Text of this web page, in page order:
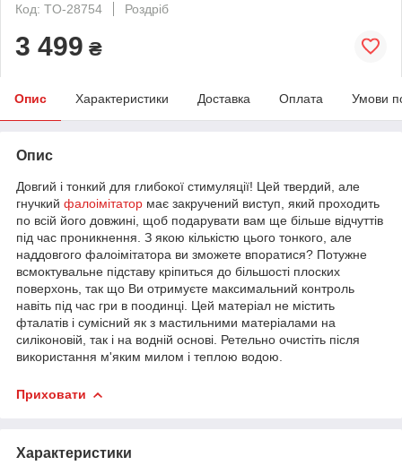
Код: TO-28754
Роздріб
3 499 ₴
Опис Характеристики Доставка Оплата Умови
Опис
Довгий і тонкий для глибокої стимуляції! Цей твердий, але
гнучкий фалоімітатор має закручений виступ, який проходить
по всій його довжині, щоб подарувати вам ще більше відчуттів
під час проникнення. З якою кількістю цього тонкого, але
наддовгого фалоімітатора ви зможете впоратися? Потужне
всмоктувальне підставу кріпиться до більшості плоских
поверхонь, так що Ви отримуєте максимальний контроль
навіть під час гри в поодинці. Цей матеріал не містить
фталатів і сумісний як з мастильними матеріалами на
силіконовій, так і на водній основі. Ретельно очистіть після
використання м'яким милом і теплою водою.
Приховати
Характеристики